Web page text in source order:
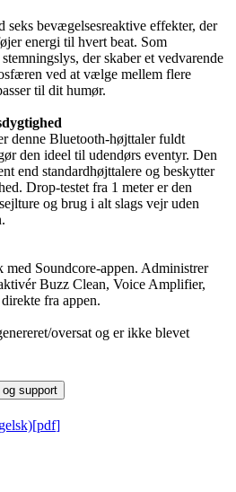
seks bevægelsesreaktive effekter, der
energi til hvert beat. Som
der skaber et vedvarende
ved at vælge mellem flere
til dit humør.
denne Bluetooth-højttaler fuldt
den ideel til udendørs eventyr. Den
end standardhøjttalere og beskytter
Drop-testet fra 1 meter er den
og brug i alt slags vejr uden
Soundcore-appen. Administrer
Buzz Clean, Voice Amplifier,
fra appen.
oversat og er ikke blevet
support
[pdf]